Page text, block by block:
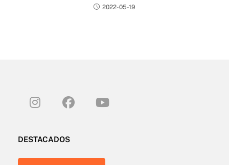
2022-05-19
DESTACADOS